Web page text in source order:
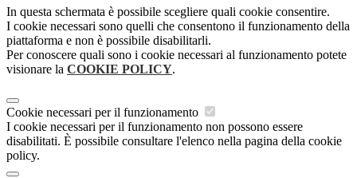
In questa schermata è possibile scegliere quali cookie consentire.
I cookie necessari sono quelli che consentono il funzionamento della
piattaforma e non è possibile disabilitarli.
Per conoscere quali sono i cookie necessari al funzionamento potete
visionare la COOKIE POLICY.
Cookie necessari per il funzionamento
I cookie necessari per il funzionamento non possono essere
disabilitati. È possibile consultare l'elenco nella pagina della cookie
policy.